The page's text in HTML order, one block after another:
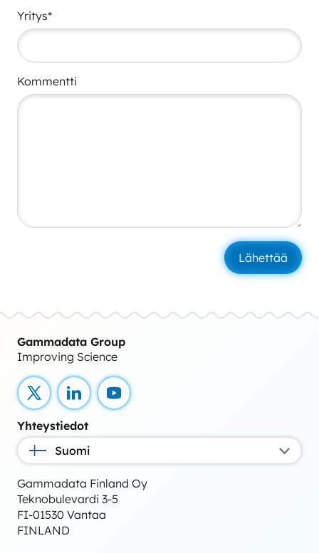
Yritys*
Kommentti
Gammadata Group
Improving Science
X LinkedInYouTube
Yhteystiedot
Suomi
Gammadata Finland Oy
Teknobulevardi 3-5
FI-01530 Vantaa
FINLAND